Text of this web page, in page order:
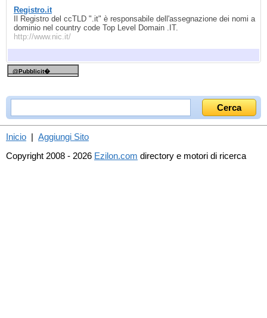
Registro.it
Il Registro del ccTLD ".it" è responsabile dell'assegnazione dei nomi a
dominio nel country code Top Level Domain .IT.
http://www.nic.it/
@Pubblicit�
Inicio | Aggiungi Sito
Copyright 2008 - 2026 Ezilon.com directory e motori di ricerca